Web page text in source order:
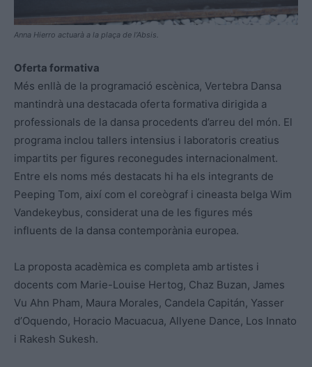
Anna Hierro actuarà a la plaça de l’Absis.
Oferta formativa
Més enllà de la programació escènica, Vertebra Dansa
mantindrà una destacada oferta formativa dirigida a
professionals de la dansa procedents d’arreu del món. El
programa inclou tallers intensius i laboratoris creatius
impartits per figures reconegudes internacionalment.
Entre els noms més destacats hi ha els integrants de
Peeping Tom, així com el coreògraf i cineasta belga Wim
Vandekeybus, considerat una de les figures més
influents de la dansa contemporània europea.
La proposta acadèmica es completa amb artistes i
docents com Marie-Louise Hertog, Chaz Buzan, James
Vu Ahn Pham, Maura Morales, Candela Capitán, Yasser
d’Oquendo, Horacio Macuacua, Allyene Dance, Los Innato
i Rakesh Sukesh.